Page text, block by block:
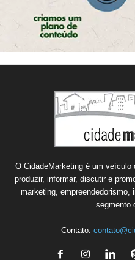
O CidadeMarketing é um
produzir, informar, discutir e
marketing, empreendedorismo,
segmento
Contato: